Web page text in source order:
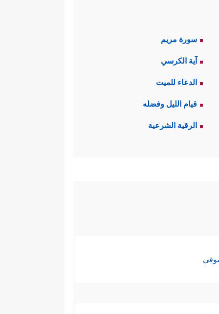
سورة مريم
آية الكرسي
الدعاء للميت
قيام الليل وفضله
الرقية الشرعية